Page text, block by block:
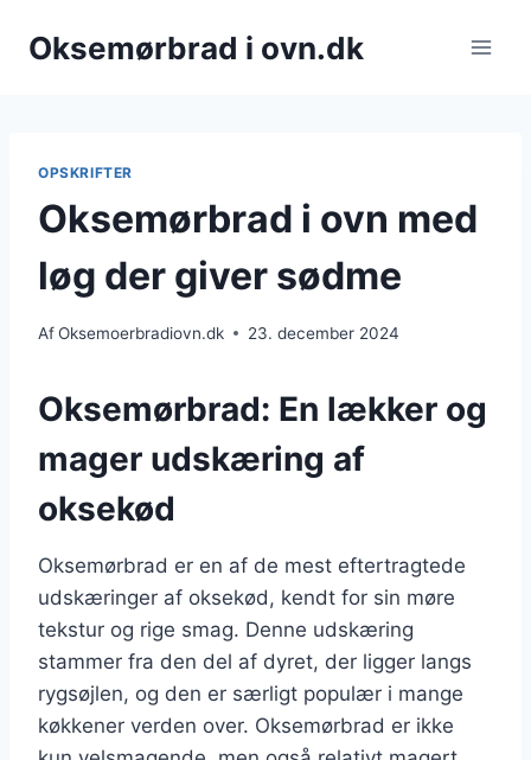
Oksemørbrad i ovn.dk
OPSKRIFTER
Oksemørbrad i ovn med
løg der giver sødme
AfOksemoerbradiovn.dk 23. december 2024
Oksemørbrad: En lækker og
mager udskæring af
oksekød
Oksemørbrad er en af de mest eftertragtede
udskæringer af oksekød, kendt for sin møre
tekstur og rige smag. Denne udskæring
stammer fra den del af dyret, der ligger langs
rygsøjlen, og den er særligt populær i mange
køkkener verden over. Oksemørbrad er ikke